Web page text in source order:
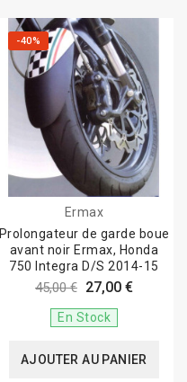
-40%
Ermax
Prolongateur de garde boue
avant noir Ermax, Honda
750 Integra D/S 2014-15
45,00 € 27,00 €
En Stock
AJOUTER AU PANIER